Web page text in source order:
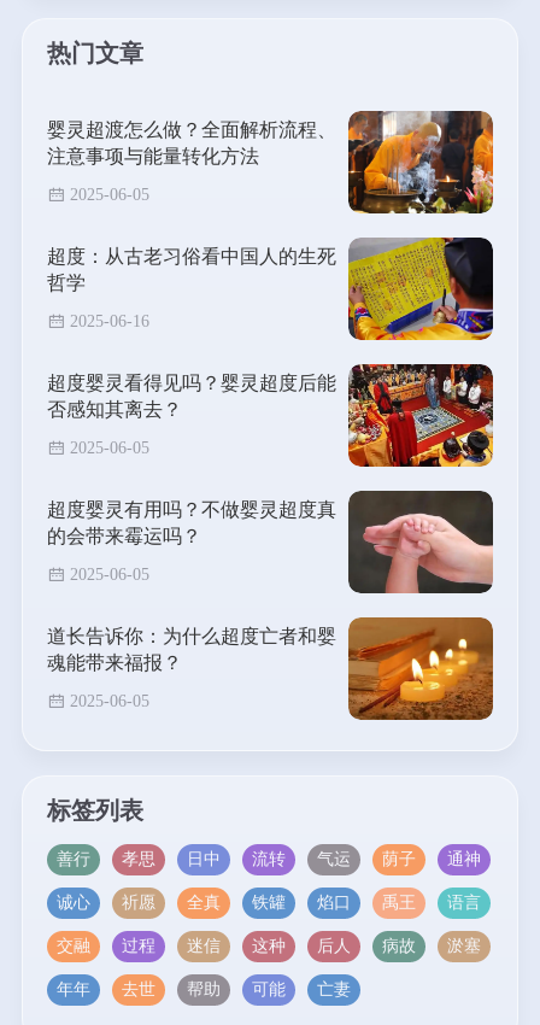
热门文章
婴灵超渡怎么做？全面解析流程、
注意事项与能量转化方法
2025-06-05
超度：从古老习俗看中国人的生死
哲学
2025-06-16
超度婴灵看得见吗？婴灵超度后能
否感知其离去？
2025-06-05
超度婴灵有用吗？不做婴灵超度真
的会带来霉运吗？
2025-06-05
道长告诉你：为什么超度亡者和婴
魂能带来福报？
2025-06-05
标签列表
善行 孝思 日中 流转 气运 荫子 通神
诚心 祈愿 全真 铁罐 焰口 禹王 语言
交融 过程 迷信 这种 后人 病故 淤塞
年年 去世 帮助 可能 亡妻